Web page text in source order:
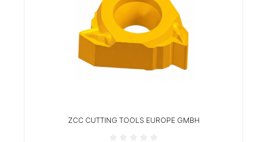
ZCC CUTTING TOOLS EUROPE GMBH